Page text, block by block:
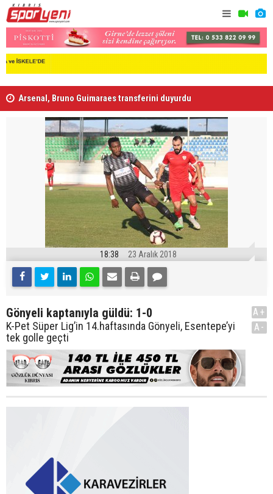
Arsenal, Bruno Guimaraes transferini duyurdu
18:38 23 Aralık 2018
Gönyeli kaptanıyla güldü: 1-0
K-Pet Süper Lig’in 14.haftasında Gönyeli, Esentepe’yi
tek golle geçti
A+
A-